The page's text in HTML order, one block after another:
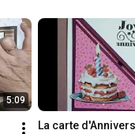
5:09
La carte